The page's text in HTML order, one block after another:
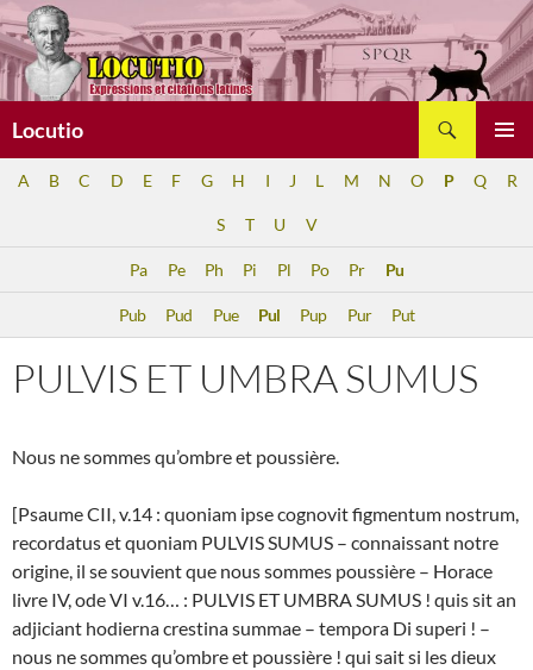
Aller
au
contenu
Locutio
A B C D E F G H I J L M N O P Q R
S T U V
Pa Pe Ph Pi Pl Po Pr Pu
Pub Pud Pue Pul Pup Pur Put
PULVIS ET UMBRA SUMUS
Nous ne sommes qu’ombre et poussière.
[Psaume CII, v.14 : quoniam ipse cognovit figmentum nostrum,
recordatus et quoniam PULVIS SUMUS – connaissant notre
origine, il se souvient que nous sommes poussière – Horace
livre IV, ode VI v.16… : PULVIS ET UMBRA SUMUS ! quis sit an
adjiciant hodierna crestina summae – tempora Di superi ! –
nous ne sommes qu’ombre et poussière ! qui sait si les dieux